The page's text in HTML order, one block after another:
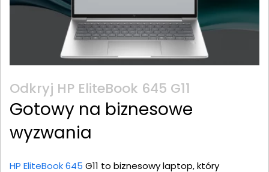
Odkryj HP EliteBook 645 G11
Gotowy na biznesowe
wyzwania
HP EliteBook 645 G11 to biznesowy laptop, który